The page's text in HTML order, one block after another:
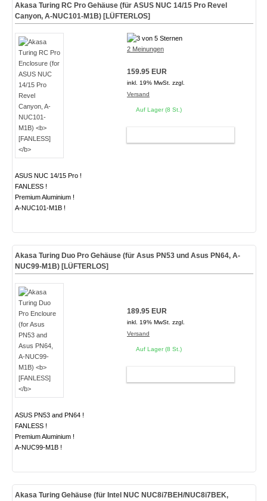
Akasa Turing RC Pro Gehäuse (für ASUS NUC 14/15 Pro Revel
Canyon, A-NUC101-M1B) [LÜFTERLOS]
ASUS NUC 14/15 Pro !
FANLESS !
Premium Aluminium !
A-NUC101-M1B !
2 Meinungen
159.95 EUR
inkl. 19% MwSt. zzgl.
Versand
Auf Lager (8 St.)
Akasa Turing Duo Pro Gehäuse (für Asus PN53 und Asus PN64, A-
NUC99-M1B) [LÜFTERLOS]
ASUS PN53 and PN64 !
FANLESS !
Premium Aluminium !
A-NUC99-M1B !
189.95 EUR
inkl. 19% MwSt. zzgl.
Versand
Auf Lager (8 St.)
Akasa Turing Gehäuse (für Intel NUC NUC8i7BEH/NUC8i7BEK,